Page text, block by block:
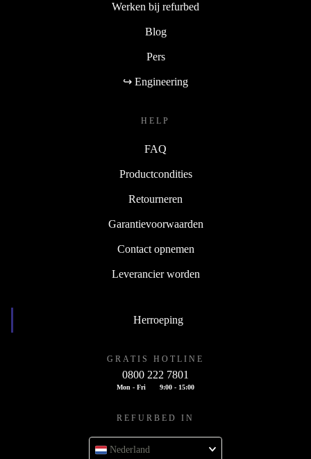
Werken bij refurbed
Blog
Pers
↪ Engineering
HELP
FAQ
Productcondities
Retourneren
Garantievoorwaarden
Contact opnemen
Leverancier worden
Herroeping
GRATIS HOTLINE
0800 222 7801
Mon - Fri 9:00 - 15:00
REFURBED IN
Nederland